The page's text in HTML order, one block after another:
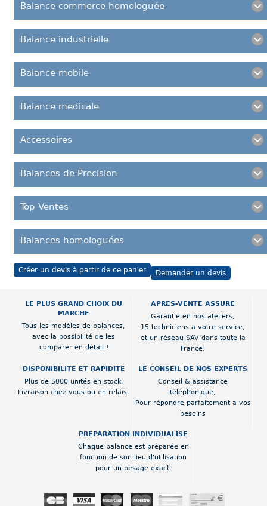
Balance commerce homologuée
Balance industrielle
Balance mobile
Balance medicale
Accessoires
Balances de Precision
Top Ventes
Balances homologuées
Créer un devis à partir de ce panier Demander un devis
LE PLUS GRAND CHOIX DU
MARCHE
Tous les modéles de balances,
avec la possibilité de les
comparer en détail !
APRES-VENTE ASSURE
Garantie en nos ateliers,
15 techniciens a votre service,
et un réseau SAV dans toute la
France.
DISPONIBILITE ET RAPIDITE
Plus de 5000 unités en stock,
Livraison chez vous ou en relais.
LE CONSEIL DE NOS EXPERTS
Conseil & assistance
téléphonique,
Pour répondre parfaitement a vos
besoins
PREPARATION INDIVIDUALISE
Chaque balance est préparée en
fonction de son lieu d'utilisation
pour un pesage exact.